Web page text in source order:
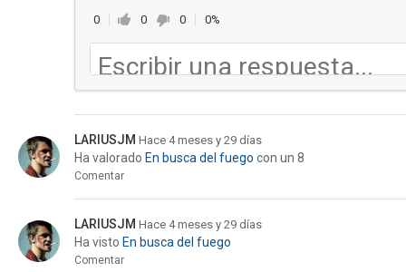
0 0 0 0%
LARIUSJM Hace 4 meses y 29 días
Ha valorado En busca del fuego con un 8
Comentar
LARIUSJM Hace 4 meses y 29 días
Ha visto En busca del fuego
Comentar